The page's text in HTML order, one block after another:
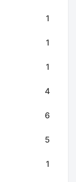
1
1
1
4
6
5
1